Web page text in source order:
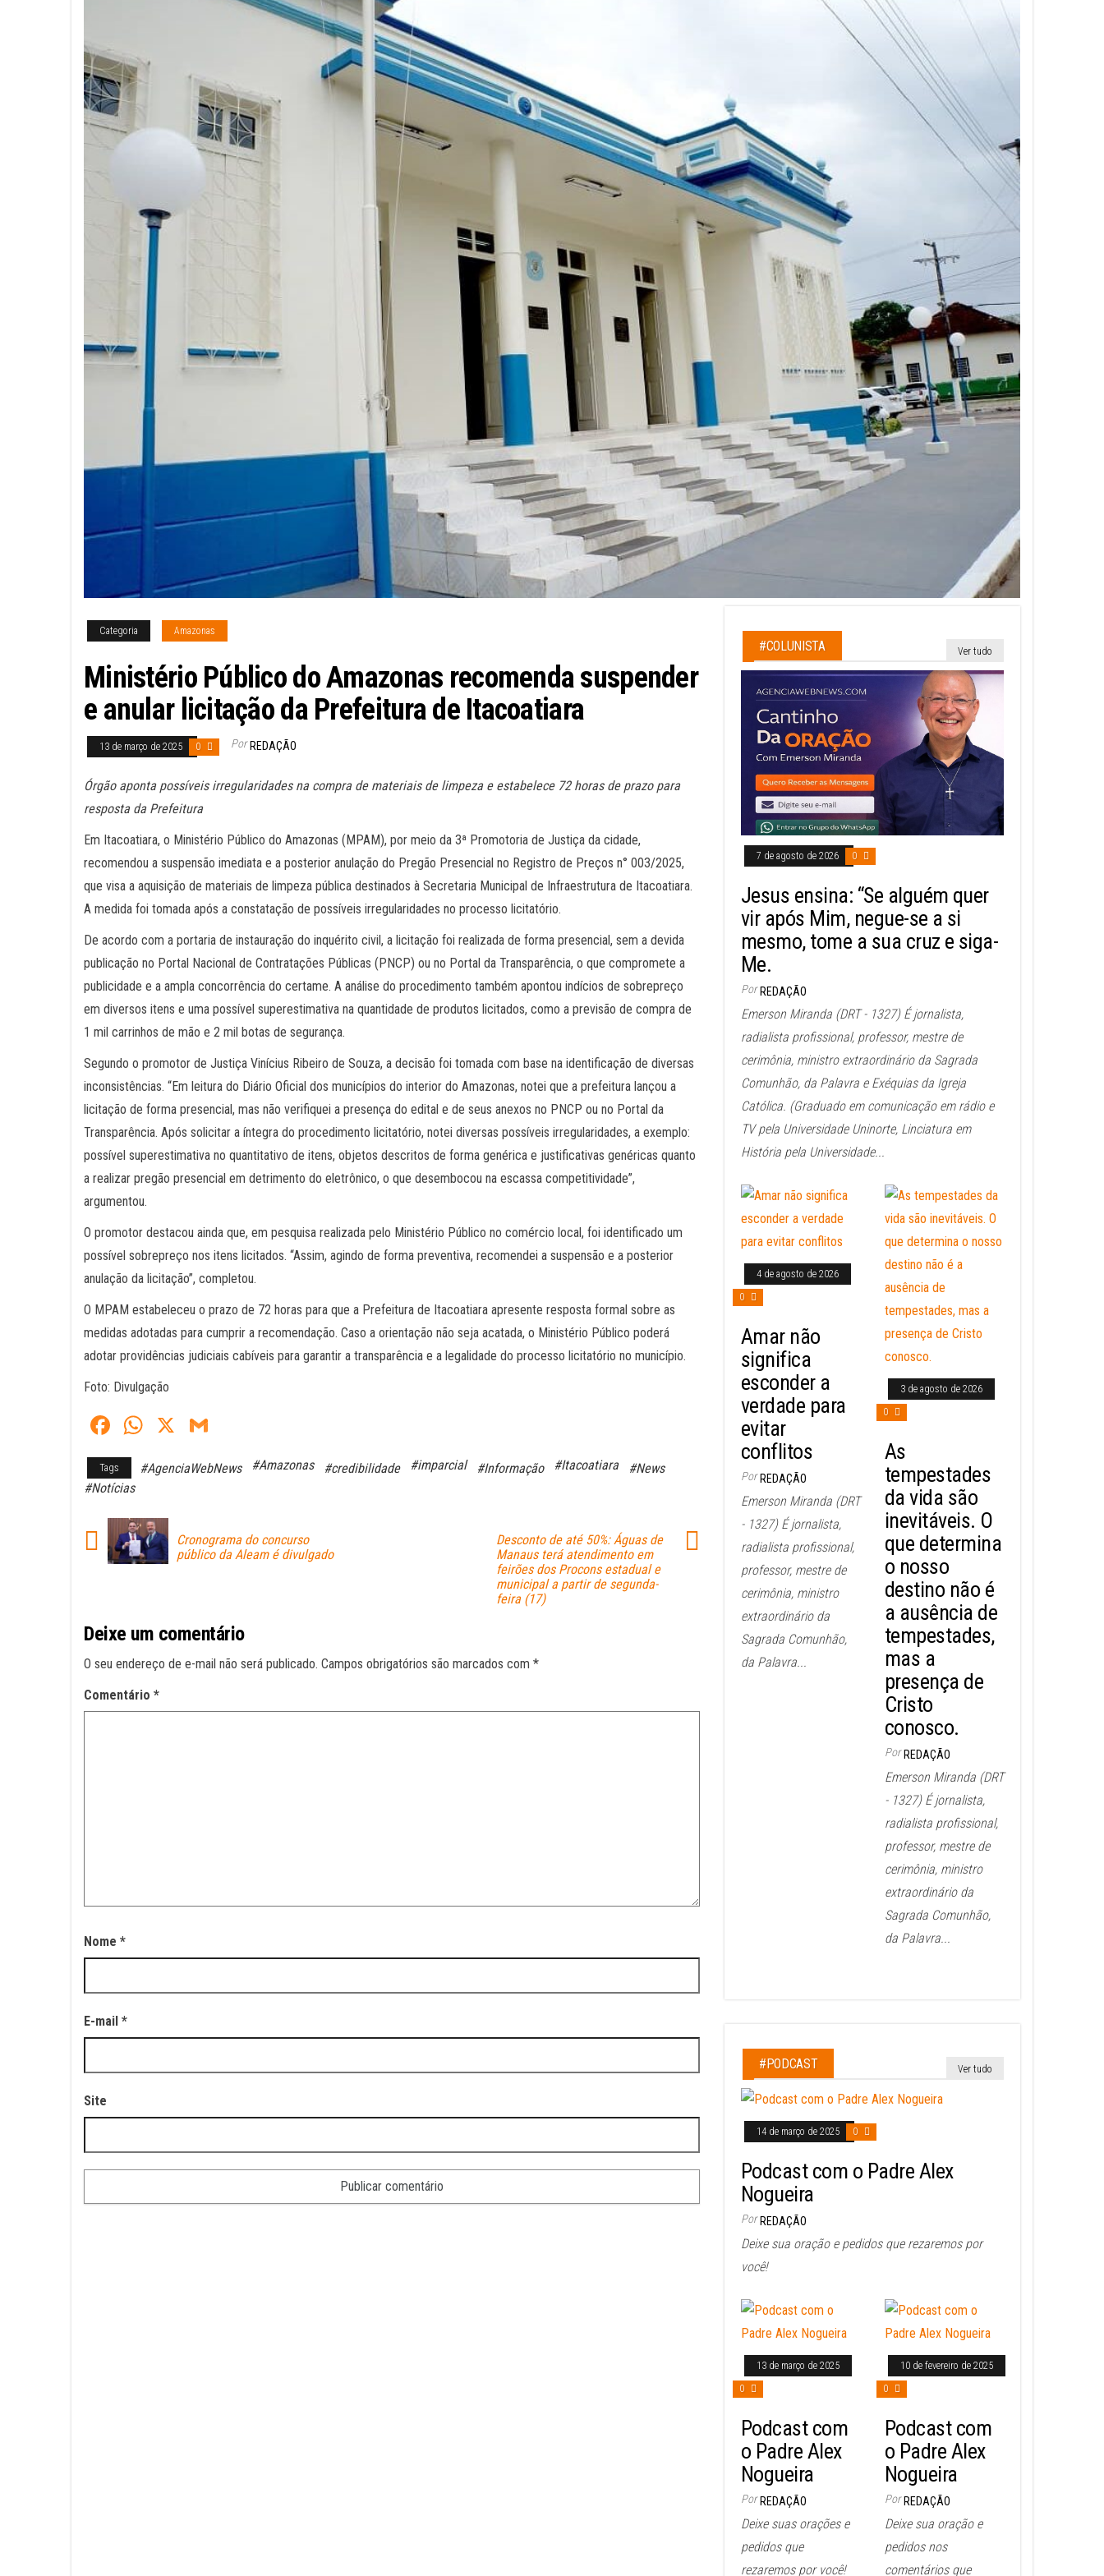
Categoria Amazonas
Ministério Público do Amazonas recomenda suspender
e anular licitação da Prefeitura de Itacoatiara
13 de março de 2025 0 Por REDAÇÃO
Órgão aponta possíveis irregularidades na compra de materiais de limpeza e estabelece 72 horas de prazo para
resposta da Prefeitura
Em Itacoatiara, o Ministério Público do Amazonas (MPAM), por meio da 3ª Promotoria de Justiça da cidade,
recomendou a suspensão imediata e a posterior anulação do Pregão Presencial no Registro de Preços n° 003/2025,
que visa a aquisição de materiais de limpeza pública destinados à Secretaria Municipal de Infraestrutura de Itacoatiara.
A medida foi tomada após a constatação de possíveis irregularidades no processo licitatório.
De acordo com a portaria de instauração do inquérito civil, a licitação foi realizada de forma presencial, sem a devida
publicação no Portal Nacional de Contratações Públicas (PNCP) ou no Portal da Transparência, o que compromete a
publicidade e a ampla concorrência do certame. A análise do procedimento também apontou indícios de sobrepreço
em diversos itens e uma possível superestimativa na quantidade de produtos licitados, como a previsão de compra de
1 mil carrinhos de mão e 2 mil botas de segurança.
Segundo o promotor de Justiça Vinícius Ribeiro de Souza, a decisão foi tomada com base na identificação de diversas
inconsistências. “Em leitura do Diário Oficial dos municípios do interior do Amazonas, notei que a prefeitura lançou a
licitação de forma presencial, mas não verifiquei a presença do edital e de seus anexos no PNCP ou no Portal da
Transparência. Após solicitar a íntegra do procedimento licitatório, notei diversas possíveis irregularidades, a exemplo:
possível superestimativa no quantitativo de itens, objetos descritos de forma genérica e justificativas genéricas quanto
a realizar pregão presencial em detrimento do eletrônico, o que desembocou na escassa competitividade”,
argumentou.
O promotor destacou ainda que, em pesquisa realizada pelo Ministério Público no comércio local, foi identificado um
possível sobrepreço nos itens licitados. “Assim, agindo de forma preventiva, recomendei a suspensão e a posterior
anulação da licitação”, completou.
O MPAM estabeleceu o prazo de 72 horas para que a Prefeitura de Itacoatiara apresente resposta formal sobre as
medidas adotadas para cumprir a recomendação. Caso a orientação não seja acatada, o Ministério Público poderá
adotar providências judiciais cabíveis para garantir a transparência e a legalidade do processo licitatório no município.
Foto: Divulgação
Fa
ce
bo
W
ts
pp
X
ail
Tags #AgenciaWebNews #Amazonas #credibilidade #imparcial #Informação #Itacoatiara
#News
#Notícias
Cronograma do concurso
público da Aleam é divulgado
Desconto de até 50%: Águas de
Manaus terá atendimento em
feirões dos Procons estadual e
municipal a partir de segunda-
feira (17)
Deixe um comentário
O seu endereço de e-mail não será publicado. Campos obrigatórios são marcados com *
Comentário *
Nome *
E-mail *
Site
#COLUNISTA Ver tudo
7 de agosto de 2026 0
Jesus ensina: “Se alguém quer
vir após Mim, negue-se a si
mesmo, tome a sua cruz e siga-
Me.
Por REDAÇÃO
Emerson Miranda (DRT - 1327) É jornalista,
radialista profissional, professor, mestre de
cerimônia, ministro extraordinário da Sagrada
Comunhão, da Palavra e Exéquias da Igreja
Católica. (Graduado em comunicação em rádio e
TV pela Universidade Uninorte, Linciatura em
História pela Universidade...
4 de agosto de 2026
0
Amar não
significa
esconder a
verdade para
evitar
conflitos
Por REDAÇÃO
Emerson Miranda (DRT
- 1327) É jornalista,
radialista profissional,
professor, mestre de
cerimônia, ministro
extraordinário da
Sagrada Comunhão,
da Palavra...
3 de agosto de 2026
0
As
tempestades
da vida são
inevitáveis. O
que determina
o nosso
destino não é
a ausência de
tempestades,
mas a
presença de
Cristo
conosco.
Por REDAÇÃO
Emerson Miranda (DRT
- 1327) É jornalista,
radialista profissional,
professor, mestre de
cerimônia, ministro
extraordinário da
Sagrada Comunhão,
da Palavra...
#PODCAST Ver tudo
14 de março de 2025 0
Podcast com o Padre Alex
Nogueira
Por REDAÇÃO
Deixe sua oração e pedidos que rezaremos por
você!
13 de março de 2025
0
Podcast com
o Padre Alex
Nogueira
Por REDAÇÃO
Deixe suas orações e
pedidos que
rezaremos por você!
10 de fevereiro de 2025
0
Podcast com
o Padre Alex
Nogueira
Por REDAÇÃO
Deixe sua oração e
pedidos nos
comentários que